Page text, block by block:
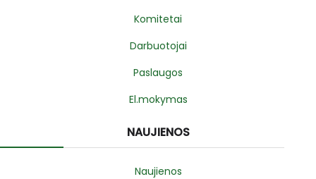
Komitetai
Darbuotojai
Paslaugos
El.mokymas
NAUJIENOS
Naujienos